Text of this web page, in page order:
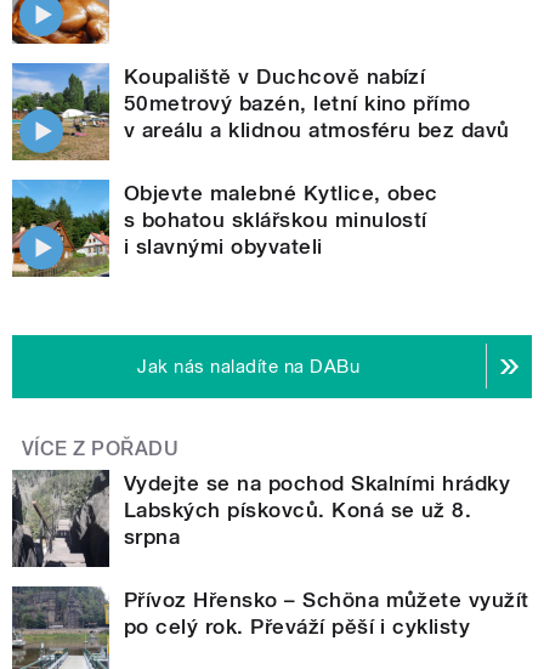
Koupaliště v Duchcově nabízí
50metrový bazén, letní kino přímo
v areálu a klidnou atmosféru bez davů
Objevte malebné Kytlice, obec
s bohatou sklářskou minulostí
i slavnými obyvateli
Jak nás naladíte na DABu
VÍCE Z POŘADU
Vydejte se na pochod Skalními hrádky
Labských pískovců. Koná se už 8.
srpna
Přívoz Hřensko – Schöna můžete využít
po celý rok. Převáží pěší i cyklisty